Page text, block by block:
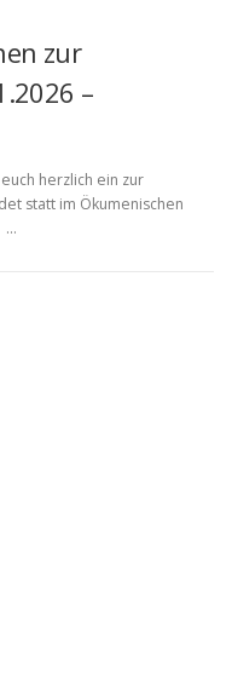
zur
–
herzlich ein zur
statt im Ökumenischen
…